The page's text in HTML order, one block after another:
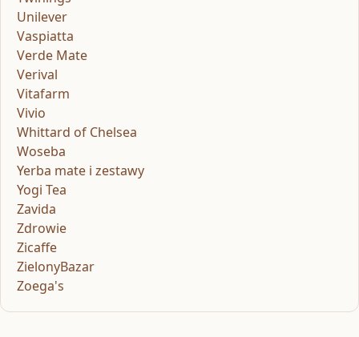
Unilever
Vaspiatta
Verde Mate
Verival
Vitafarm
Vivio
Whittard of Chelsea
Woseba
Yerba mate i zestawy
Yogi Tea
Zavida
Zdrowie
Zicaffe
ZielonyBazar
Zoega's